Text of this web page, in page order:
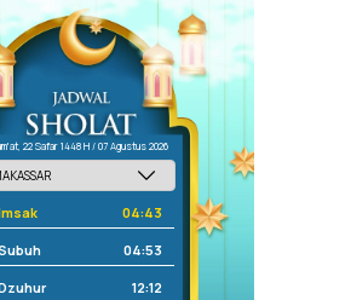
22 Safar 1448 H / 07 Agustus 2026
04:43
04:53
12:12